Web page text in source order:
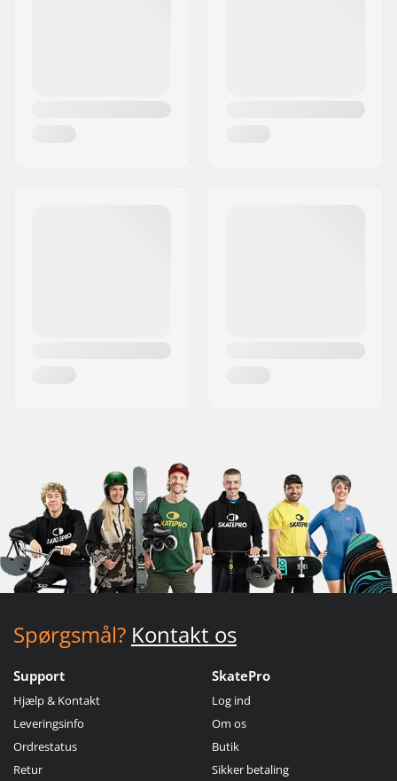
Spørgsmål? Kontakt os
Support
Hjælp & Kontakt
Leveringsinfo
Ordrestatus
Retur
SkatePro
Log ind
Om os
Butik
Sikker betaling